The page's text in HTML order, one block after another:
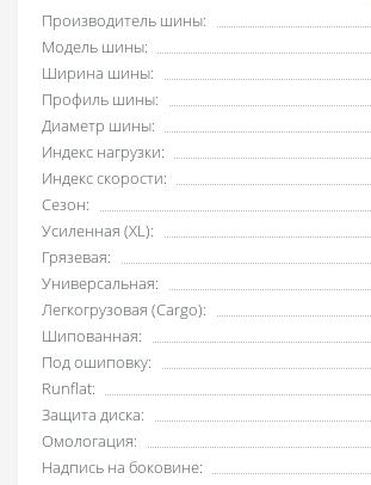
Производитель шины:
Модель шины:
Ширина шины:
Профиль шины:
Диаметр шины:
Индекс нагрузки:
Индекс скорости:
Сезон:
Усиленная (XL):
Грязевая:
Универсальная:
Легкогрузовая (Cargo):
Шипованная:
Под ошиповку:
Runflat:
Защита диска:
Омологация:
Надпись на боковине: